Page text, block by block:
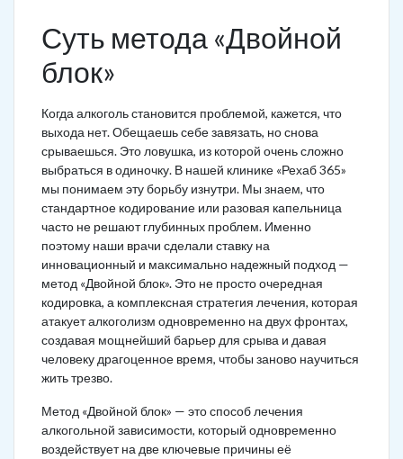
Суть метода «Двойной
блок»
Когда алкоголь становится проблемой, кажется, что
выхода нет. Обещаешь себе завязать, но снова
срываешься. Это ловушка, из которой очень сложно
выбраться в одиночку. В нашей клинике «Рехаб 365»
мы понимаем эту борьбу изнутри. Мы знаем, что
стандартное кодирование или разовая капельница
часто не решают глубинных проблем. Именно
поэтому наши врачи сделали ставку на
инновационный и максимально надежный подход —
метод «Двойной блок». Это не просто очередная
кодировка, а комплексная стратегия лечения, которая
атакует алкоголизм одновременно на двух фронтах,
создавая мощнейший барьер для срыва и давая
человеку драгоценное время, чтобы заново научиться
жить трезво.
Метод «Двойной блок» — это способ лечения
алкогольной зависимости, который одновременно
воздействует на две ключевые причины её